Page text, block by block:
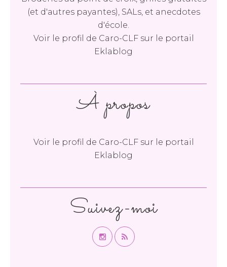
(et d'autres payantes), SALs, et anecdotes
d'école.
Voir le profil de Caro-CLFsur le portail
Eklablog
Suivez-moi
À propos
Voir le profil de Caro-CLFsur le portail
Eklablog